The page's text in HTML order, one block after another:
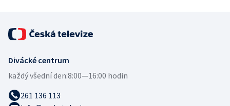
Divácké centrum
každý všední den:8:00—16:00 hodin
261 136 113